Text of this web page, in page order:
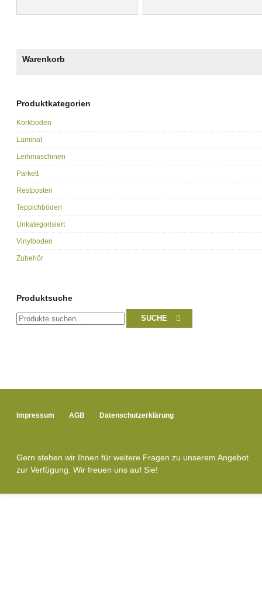
Warenkorb
Produktkategorien
Korkboden
Laminat
Leihmaschinen
Parkett
Restposten
Teppichböden
Unkategorisiert
Vinylboden
Zubehör
Produktsuche
Suche
nach:
SUCHE
Impressum AGB Datenschutzerklärung
Gern stehen wir Ihnen für weitere Fragen zu unserem Angebot
zur Verfügung. Wir freuen uns auf Sie!